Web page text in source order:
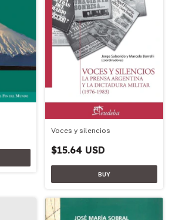
Voces y silencios
$15.64 USD